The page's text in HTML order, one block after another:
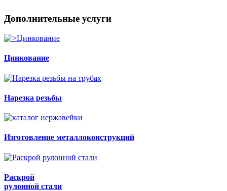
Дополнительные услуги
Цинкование
Нарезка резьбы
Изготовление металлоконструкций
Раскрой
рулонной стали